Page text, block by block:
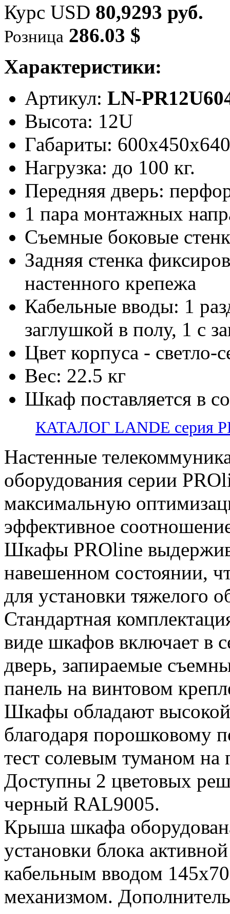
Курс USD 80,9293 руб.
Розница 286.03 $
Характеристики:
Артикул: LN-
Высота: 12U
Габариты:
Нагрузка: до 100 кг.
Передняя дверь:
1 пара монтажных
Съемные боковые
Задняя стенка
настенного крепежа
Кабельные вводы: 1
заглушкой в полу, 1 с
Цвет корпуса -
Вес: 22.5 кг
Шкаф поставляется в
КАТАЛОГ LANDE серия
Настенные
оборудования серии
максимальную
эффективное
Шкафы PROline
навешенном состоянии,
для установки тяжелого
Стандартная
виде шкафов включает в
дверь, запираемые
панель на винтовом
Шкафы обладают
благодаря
тест солевым туманом на
Доступны 2 цветовых
черный RAL9005.
Крыша шкафа
установки блока
кабельным вводом
механизмом.